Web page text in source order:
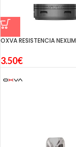
OXVA RESISTENCIA NEXLIM
3.50€